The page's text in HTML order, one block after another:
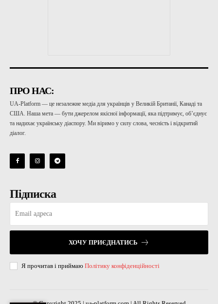
ПРО НАС:
UA-Platform — це незалежне медіа для українців у Великій Британії, Канаді та
США. Наша мета — бути джерелом якісної інформації, яка підтримує, об’єднує
та надихає українську діаспору. Ми віримо у силу слова, чесність і відкритий
діалог.
Підписка
ХОЧУ ПРИЄДНАТИСЬ
Я прочитав і приймаю Політику конфіденційності